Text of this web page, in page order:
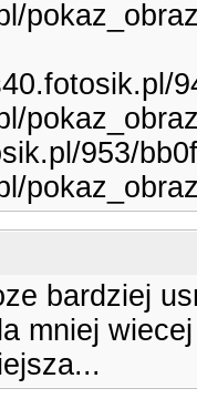
953/
bardziej
mniej